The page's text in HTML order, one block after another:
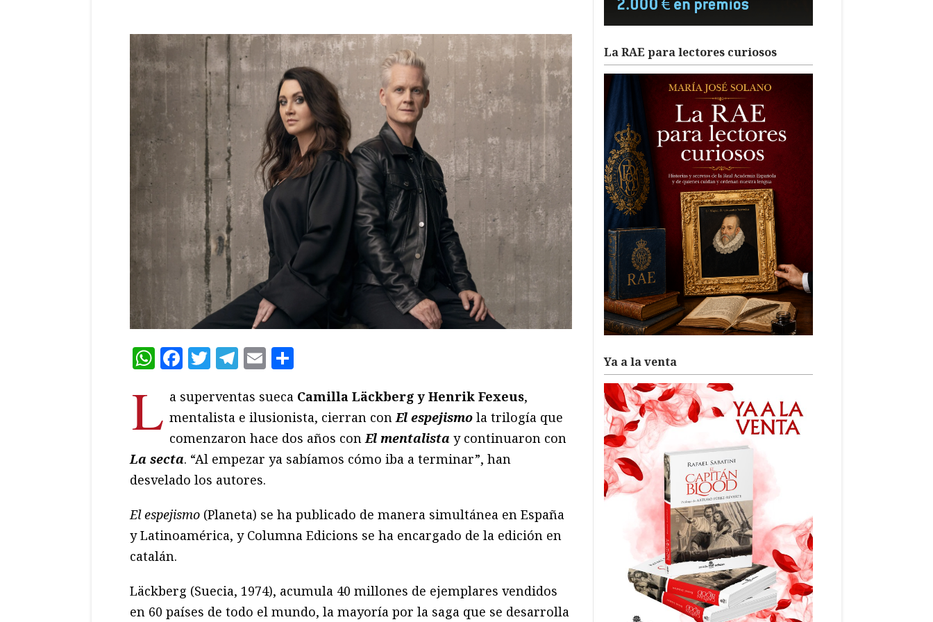
WhatsApp
Facebook
Twitter
Telegram
Email
L a superventas sueca Camilla Läckberg y Henrik Fexeus,
mentalista e ilusionista, cierran con El espejismo la trilogía que
comenzaron hace dos años con El mentalista y continuaron con
La secta. “Al empezar ya sabíamos cómo iba a terminar”, han
desvelado los autores.
El espejismo (Planeta) se ha publicado de manera simultánea en España
y Latinoamérica, y Columna Edicions se ha encargado de la edición en
catalán.
Läckberg (Suecia, 1974), acumula 40 millones de ejemplares vendidos
en 60 países de todo el mundo, la mayoría por la saga que se desarrolla
La RAE para lectores curiosos
Ya a la venta